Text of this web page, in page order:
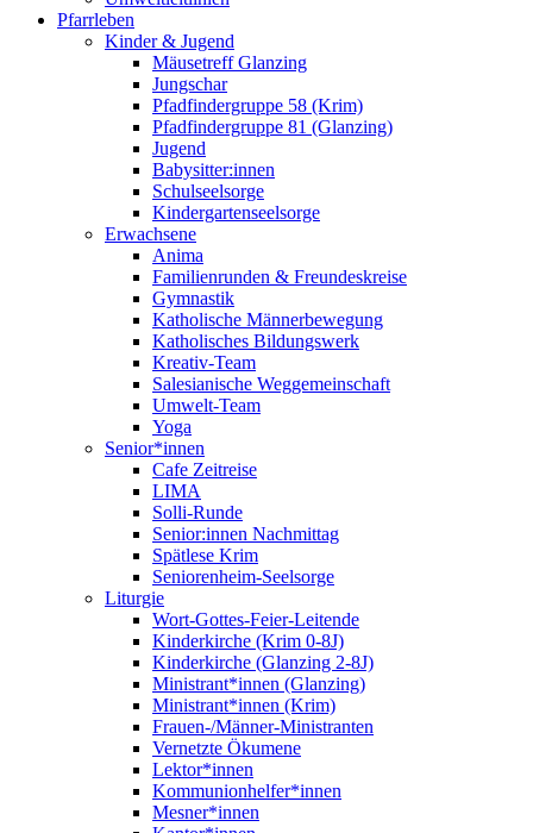
Pfarrleben
Kinder & Jugend
Mäusetreff Glanzing
Jungschar
Pfadfindergruppe 58 (Krim)
Pfadfindergruppe 81 (Glanzing)
Jugend
Babysitter:innen
Schulseelsorge
Kindergartenseelsorge
Erwachsene
Anima
Familienrunden & Freundeskreise
Gymnastik
Katholische Männerbewegung
Katholisches Bildungswerk
Kreativ-Team
Salesianische Weggemeinschaft
Umwelt-Team
Yoga
Senior*innen
Cafe Zeitreise
LIMA
Solli-Runde
Senior:innen Nachmittag
Spätlese Krim
Seniorenheim-Seelsorge
Liturgie
Wort-Gottes-Feier-Leitende
Kinderkirche (Krim 0-8J)
Kinderkirche (Glanzing 2-8J)
Ministrant*innen (Glanzing)
Ministrant*innen (Krim)
Frauen-/Männer-Ministranten
Vernetzte Ökumene
Lektor*innen
Kommunionhelfer*innen
Mesner*innen